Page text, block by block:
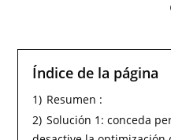
Índice de la página
1) Resumen :
2) Solución 1: conceda